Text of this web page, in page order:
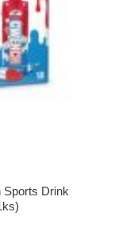
Sports Drink